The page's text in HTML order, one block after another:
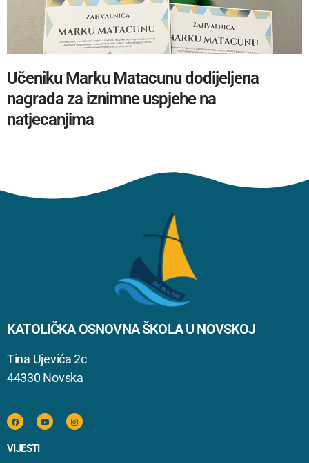
Učeniku Marku Matacunu dodijeljena
nagrada za iznimne uspjehe na
natjecanjima
KATOLIČKA OSNOVNA ŠKOLA U NOVSKOJ
Tina Ujevića 2c
44330 Novska
VIJESTI